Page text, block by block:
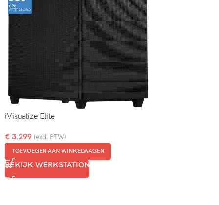
iVisualize Elite
€ 3.299 (excl. BTW)
TOEVOEGEN AAN WINKELWAGEN
BEKIJK WERKSTATION